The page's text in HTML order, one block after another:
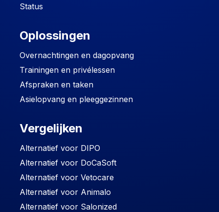
Status
Oplossingen
Overnachtingen en dagopvang
Trainingen en privélessen
Afspraken en taken
Asielopvang en pleeggezinnen
Vergelijken
Alternatief voor DIPO
Alternatief voor DoCaSoft
Alternatief voor Vetocare
Alternatief voor Animalo
Alternatief voor Salonized